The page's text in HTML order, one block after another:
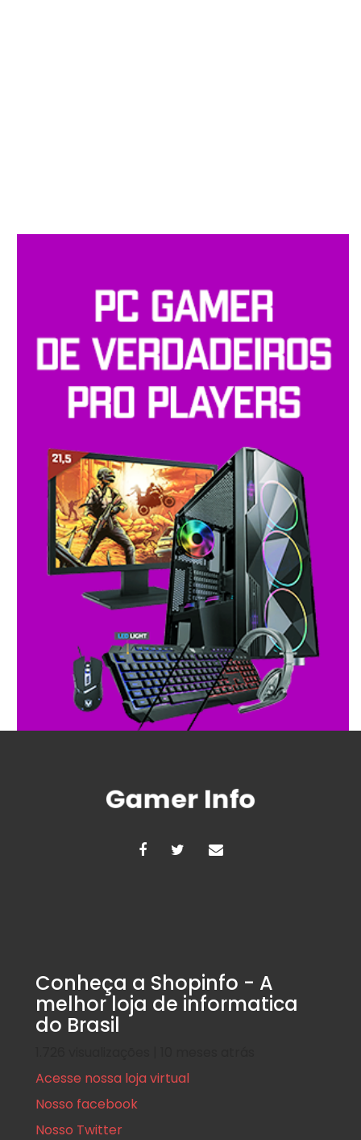
Conheça a Shopinfo - A
melhor loja de informatica
do Brasil
Acesse nossa loja virtual
Nosso facebook
Nosso Twitter